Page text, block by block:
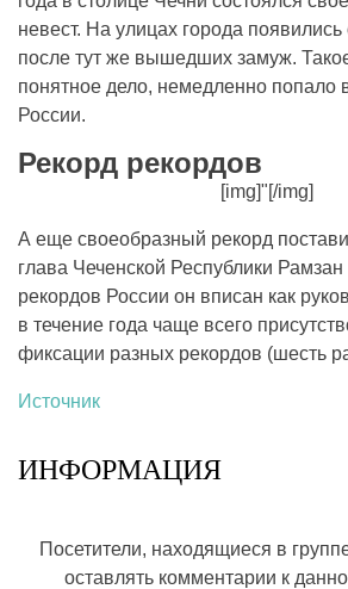
невест. На улицах города появились
после тут же вышедших замуж.
понятное дело, немедленно попало
России.
Рекорд рекордов
[img]"[/img]
А еще своеобразный рекорд
глава Чеченской Республики
рекордов России он вписан как
в течение года чаще всего
фиксации разных рекордов (шесть
Источник
ИНФОРМАЦИЯ
Посетители, находящиеся в
оставлять комментарии к